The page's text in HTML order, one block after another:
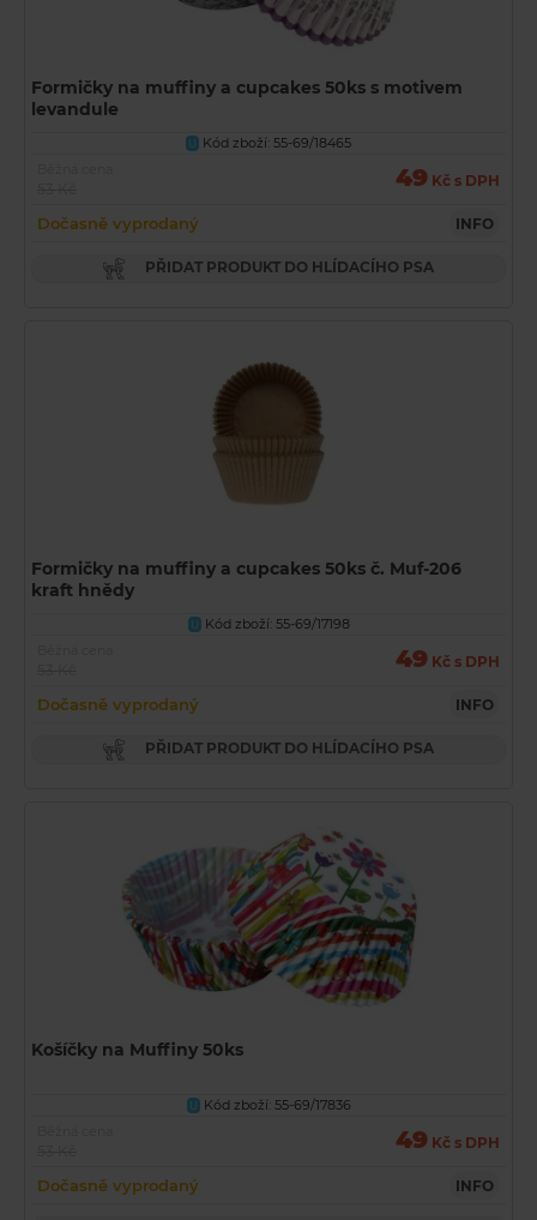
Formičky na muffiny a cupcakes 50ks s motivem
levandule
U
Kód zboží: 55-69/18465
49 Kč s DPH
Dočasně vyprodaný INFO
PŘIDAT PRODUKT DO HLÍDACÍHO PSA
Formičky na muffiny a cupcakes 50ks č. Muf-206
kraft hnědy
U Kód zboží: 55-69/17198
49 Kč s DPH
Dočasně vyprodaný INFO
PŘIDAT PRODUKT DO HLÍDACÍHO PSA
Košíčky na Muffiny 50ks
U Kód zboží: 55-69/17836
49 Kč s DPH
Dočasně vyprodaný INFO